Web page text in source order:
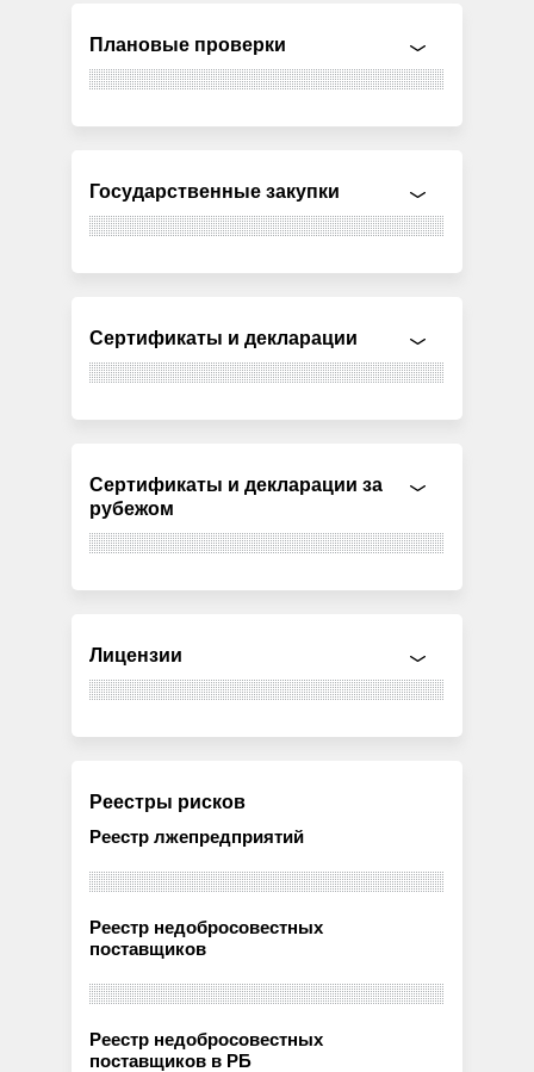
Плановые проверки
Государственные закупки
Сертификаты и декларации
Сертификаты и декларации за
рубежом
Лицензии
Реестры рисков
Реестр лжепредприятий
Реестр недобросовестных
поставщиков
Реестр недобросовестных
поставщиков в РБ